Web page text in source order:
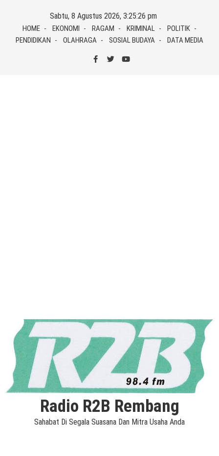
content
Sabtu, 8 Agustus 2026, 3:25:26 pm
HOME EKONOMI RAGAM KRIMINAL
POLITIK
PENDIDIKAN
OLAHRAGA SOSIAL BUDAYA DATA MEDIA
Radio R2B Rembang
Sahabat Di Segala Suasana Dan Mitra Usaha Anda